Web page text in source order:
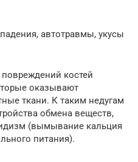
автотравмы, укусы
костей
оказывают
ткани. К таким недугам
обмена веществ,
(вымывание кальция
питания).